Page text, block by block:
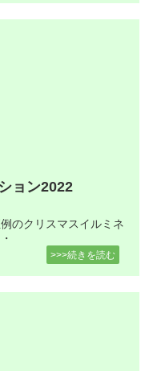
ョン2022
のクリスマスイルミネ
>>>続きを読む